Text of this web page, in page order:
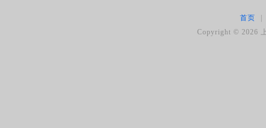
首页
Copyright ©2026